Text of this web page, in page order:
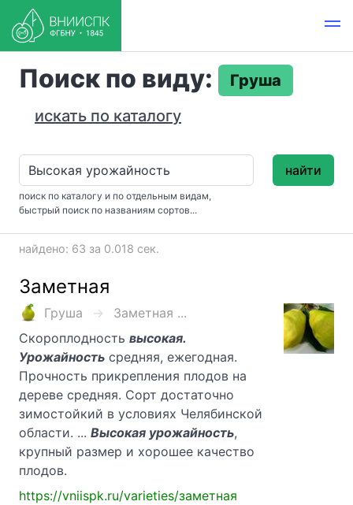
Поиск по виду:
Груша
искать по каталогу
поиск по каталогу и по отдельным видам,
быстрый поиск по названиям сортов...
найти
найдено: 63 за 0.018 сек.
Заметная
Груша
Заметная ...
Скороплодность высокая.
Урожайность средняя, ежегодная.
Прочность прикрепления плодов на
дереве средняя. Сорт достаточно
зимостойкий в условиях Челябинской
области. ... Высокая урожайность,
крупный размер и хорошее качество
плодов.
https://vniispk.ru/varieties/заметная